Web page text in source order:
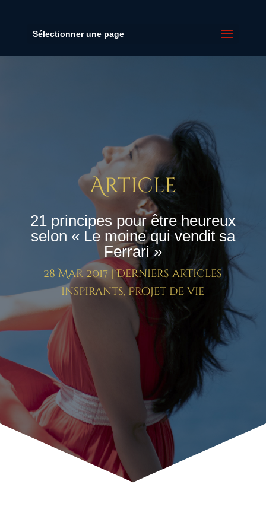
Sélectionner une page
Article
21 principes pour être heureux
selon « Le moine qui vendit sa
Ferrari »
28 Mar 2017 |Derniers articles
inspirants,Projet de vie